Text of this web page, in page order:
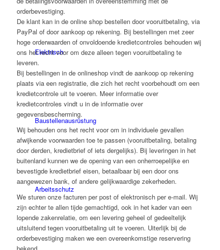
Elektrisch
Bau­stellen­aus­rüstung
Arbeits­schutz
orderbevestiging.
De klant kan in de online shop bestellen door vooruitbetaling, via
PayPal of door aankoop op rekening. Bij bestellingen met zeer
hoge orderwaarden of onvoldoende kredietcontroles behouden wij
ons het recht voor om deze alleen tegen vooruitbetaling te
leveren.
Bij bestellingen in de onlineshop vindt de aankoop op rekening
plaats via een registratie, die zich het recht voorbehoudt om een
kredietcontrole uit te voeren. Meer informatie over
kredietcontroles vindt u in de informatie over
gegevensbescherming.
Wij behouden ons het recht voor om in individuele gevallen
afwijkende voorwaarden toe te passen (vooruitbetaling, betaling
door derden, kredietbrief of iets dergelijks). Bij leveringen in het
buitenland kunnen we de opening van een onherroepelijke en
bevestigde kredietbrief eisen, betaalbaar bij een door ons
aangewezen bank, of andere gelijkwaardige zekerheden.
We sturen onze facturen per post of elektronisch per e-mail. Wij
zijn echter te allen tijde gemachtigd, ook in het kader van een
lopende zakenrelatie, om een levering geheel of gedeeltelijk
uitsluitend tegen vooruitbetaling uit te voeren. Uiterlijk bij de
orderbevestiging maken we een overeenkomstige reservering